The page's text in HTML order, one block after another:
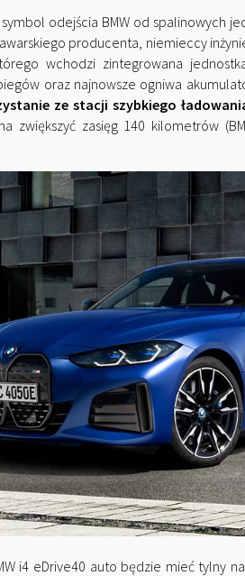
odejścia BMW od spalinowych
producenta, niemieccy
wchodzi zintegrowana
oraz najnowsze ogniwa
ze stacji szybkiego
zwiększyć zasięg 140 kilometrów
i4 eDrive40 auto będzie mieć tylny